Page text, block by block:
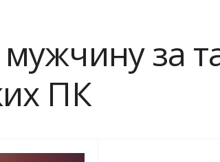
за
ПК